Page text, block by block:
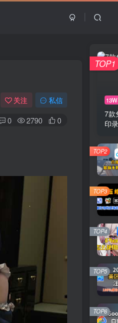
关注 私信
0 2790 0
7款
印
TOP1
TOP2
TOP3
TOP4
TOP5
TOP6